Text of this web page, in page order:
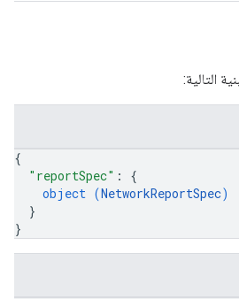
التالية:
{
"reportSpec" : {
object (NetworkReportSpec)
}
}